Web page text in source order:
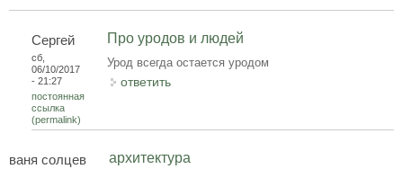
Сергей
сб,
06/10/2017
- 21:27
постоянная
ссылка
(permalink)
Про уродов и людей
Урод всегда остается уродом
ответить
ваня солцев архитектура